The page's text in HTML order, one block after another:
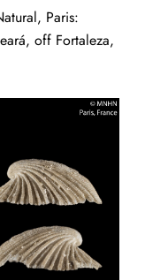
Paris:
off Fortaleza,